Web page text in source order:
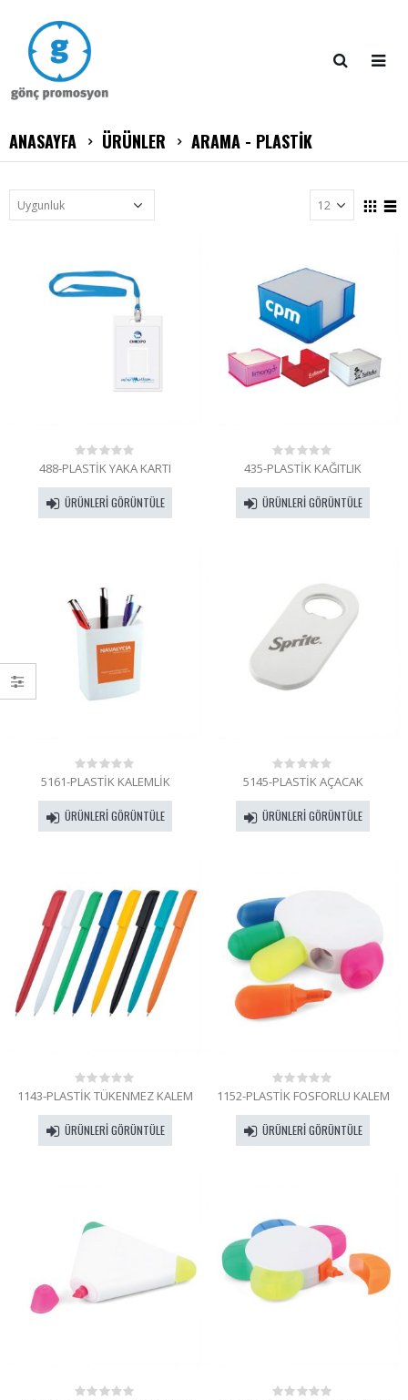
ANASAYFA ÜRÜNLER ARAMA - PLASTIK
0
5
488-PLASTİK YAKA KARTI
ÜRÜNLERI GÖRÜNTÜLE
0
5
435-PLASTİK KAĞITLIK
ÜRÜNLERI GÖRÜNTÜLE
0
5
5161-PLASTİK KALEMLİK
ÜRÜNLERI GÖRÜNTÜLE
0
5
5145-PLASTİK AÇACAK
ÜRÜNLERI GÖRÜNTÜLE
0
5
1143-PLASTİK TÜKENMEZ KALEM
ÜRÜNLERI GÖRÜNTÜLE
0
5
1152-PLASTİK FOSFORLU KALEM
ÜRÜNLERI GÖRÜNTÜLE